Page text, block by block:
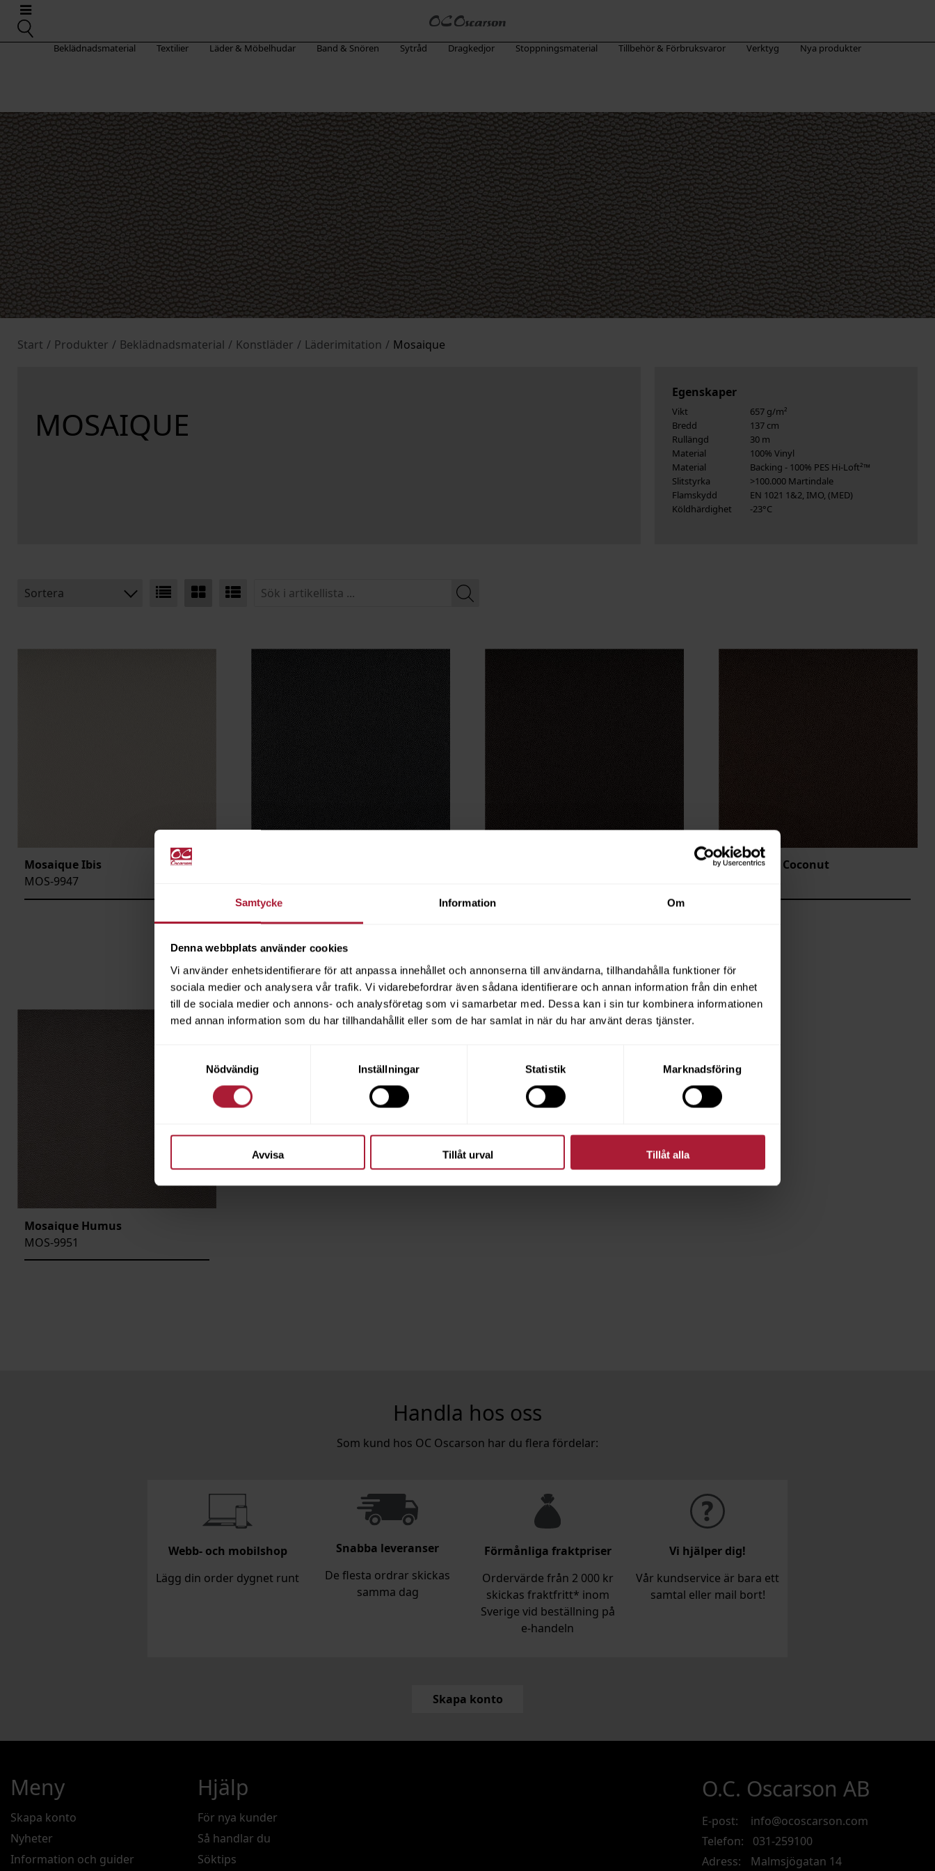
Samtycke Information Om
Denna webbplats använder cookies
Vi använder enhetsidentifierare för att anpassa innehållet och annonserna till användarna, tillhandahålla funktioner för
sociala medier och analysera vår trafik. Vi vidarebefordrar även sådana identifierare och annan information från din enhet
till de sociala medier och annons- och analysföretag som vi samarbetar med. Dessa kan i sin tur kombinera informationen
med annan information som du har tillhandahållit eller som de har samlat in när du har använt deras tjänster.
Nödvändig
Inställningar Statistik Marknadsföring
Avvisa Tillåt urval Tillåt alla
Beklädnadsmaterial Textilier Läder & Möbelhudar Band & Snören Sytråd Dragkedjor Stoppningsmaterial Tillbehör & Förbruksvaror Verktyg Nya produkter
Start / Produkter / Beklädnadsmaterial / Konstläder / Läderimitation / Mosaique
MOSAIQUE
Egenskaper
Vikt
657 g/m²
Bredd
137 cm
Rullängd
30 m
Material
100% Vinyl
Material
Backing - 100% PES Hi-Loft²™
Slitstyrka
>100.000 Martindale
Flamskydd
EN 1021 1&2, IMO, (MED)
Köldhärdighet
-23°C
Sortera
VIKT
Mosaique Ibis
MOS-9947
Mosaique Coconut
Mosaique Humus
MOS-9951
Handla hos oss
Som kund hos OC Oscarson har du flera fördelar:
Webb- och mobilshop
Lägg din order dygnet runt
Snabba leveranser
De flesta ordrar skickas
samma dag
Förmånliga fraktpriser
Ordervärde från 2 000 kr
skickas fraktfritt* inom
Sverige vid beställning på
e‑handeln
Vi hjälper dig!
Vår kundservice är bara ett
samtal eller mail bort!
Skapa konto
O.C. Oscarson AB
E-post:
info@ocoscarson.com
Telefon:
031-259100
Adress:
Malmsjögatan 14
Meny
Skapa konto
Nyheter
Information och guider
Hjälp
För nya kunder
Så handlar du
Söktips